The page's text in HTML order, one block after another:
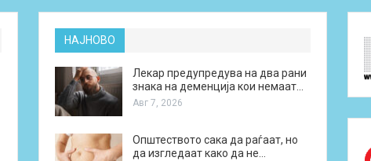
НАЈНОВО
Лекар предупредува на два рани
знака на деменција кои немаат…
Авг 7, 2026
Општеството сака да раѓаат, но
да изгледаат како да не…